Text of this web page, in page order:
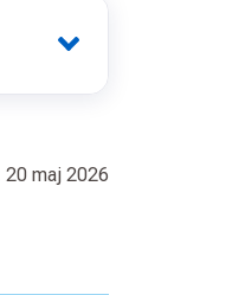
20 maj 2026